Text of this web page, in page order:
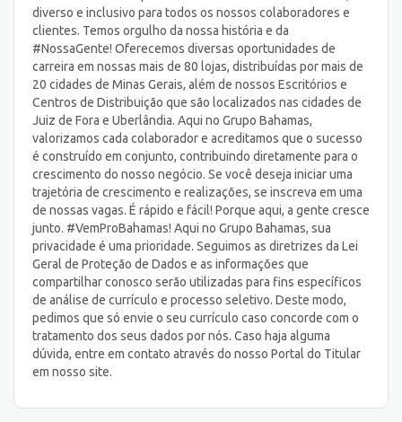
diverso e inclusivo para todos os nossos colaboradores e
clientes. Temos orgulho da nossa história e da
#NossaGente! Oferecemos diversas oportunidades de
carreira em nossas mais de 80 lojas, distribuídas por mais de
20 cidades de Minas Gerais, além de nossos Escritórios e
Centros de Distribuição que são localizados nas cidades de
Juiz de Fora e Uberlândia. Aqui no Grupo Bahamas,
valorizamos cada colaborador e acreditamos que o sucesso
é construído em conjunto, contribuindo diretamente para o
crescimento do nosso negócio. Se você deseja iniciar uma
trajetória de crescimento e realizações, se inscreva em uma
de nossas vagas. É rápido e fácil! Porque aqui, a gente cresce
junto. #VemProBahamas! Aqui no Grupo Bahamas, sua
privacidade é uma prioridade. Seguimos as diretrizes da Lei
Geral de Proteção de Dados e as informações que
compartilhar conosco serão utilizadas para fins específicos
de análise de currículo e processo seletivo. Deste modo,
pedimos que só envie o seu currículo caso concorde com o
tratamento dos seus dados por nós. Caso haja alguma
dúvida, entre em contato através do nosso Portal do Titular
em nosso site.